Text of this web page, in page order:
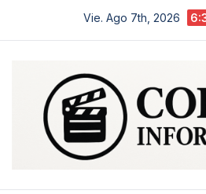
Vie. Ago 7th, 2026